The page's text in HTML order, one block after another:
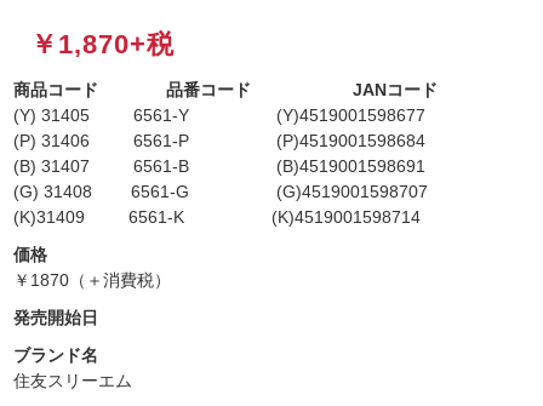
￥1,870+税
商品コード 品番コード JANコード
(Y) 31405 6561-Y (Y)4519001598677
(P) 31406 6561-P (P)4519001598684
(B) 31407 6561-B (B)4519001598691
(G) 31408 6561-G (G)4519001598707
(K)31409 6561-K (K)4519001598714
価格
￥1870（＋消費税）
発売開始日
ブランド名
住友スリーエム